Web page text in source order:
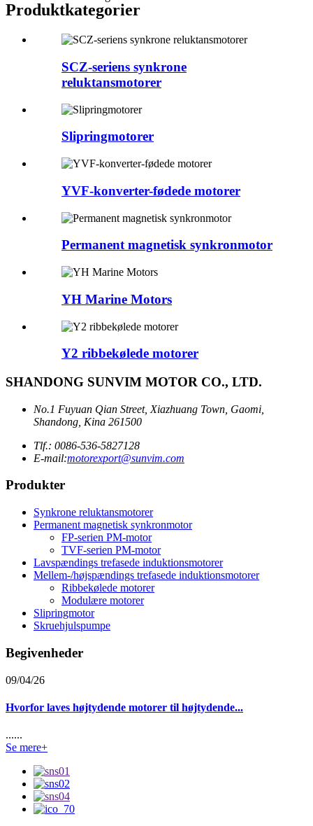
Produktkategorier
SCZ-seriens synkrone
reluktansmotorer
Slipringmotorer
YVF-konverter-fødede motorer
Permanent magnetisk synkronmotor
YH Marine Motors
Y2 ribbekølede motorer
SHANDONG SUNVIM MOTOR CO., LTD.
No.1 Fuyuan Qian Street, Xiazhuang Town, Gaomi,
Shandong, Kina 261500
Tlf.: 0086-536-5827128
E-mail:motorexport@sunvim.com
Produkter
Synkrone reluktansmotorer
Permanent magnetisk synkronmotor
FP-serien PM-motor
TVF-serien PM-motor
Lavspændings trefasede induktionsmotorer
Mellem-/højspændings trefasede induktionsmotorer
Ribbekølede motorer
Modulære motorer
Slipringmotor
Skruehjulspumpe
Begivenheder
09/04/26
Hvorfor laves højtydende motorer til højtydende...
......
Se mere+